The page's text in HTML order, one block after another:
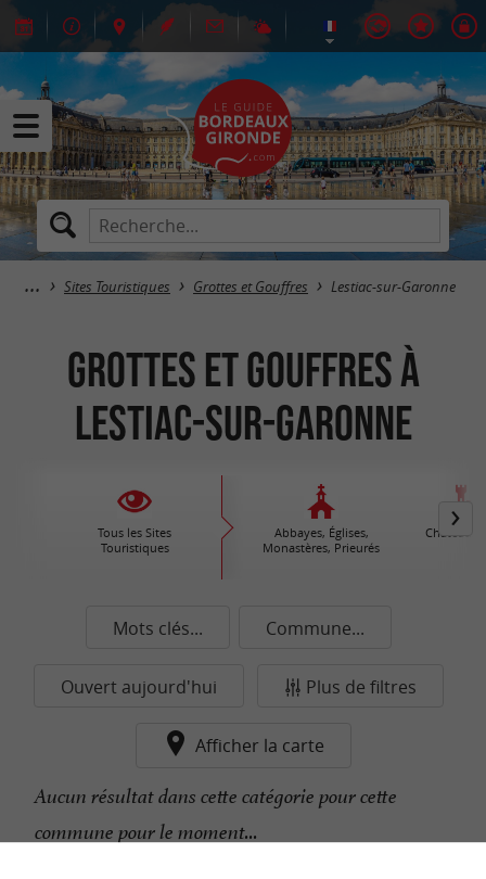
Sites Touristiques Grottes et Gouffres Lestiac-sur-Garonne
Grottes et Gouffres à
Lestiac-sur-Garonne
Tous les Sites
Touristiques
Abbayes, Églises,
Monastères, Prieurés
Châteaux
Mots clés... Commune...
Ouvert aujourd'hui Plus de filtres
Afficher la carte
Aucun résultat dans cette catégorie pour cette
commune pour le moment...